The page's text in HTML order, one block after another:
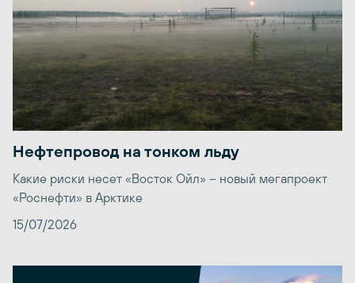
Нефтепровод на тонком льду
Какие риски несет «Восток Ойл» – новый мегапроект
«Роснефти» в Арктике
15/07/2026